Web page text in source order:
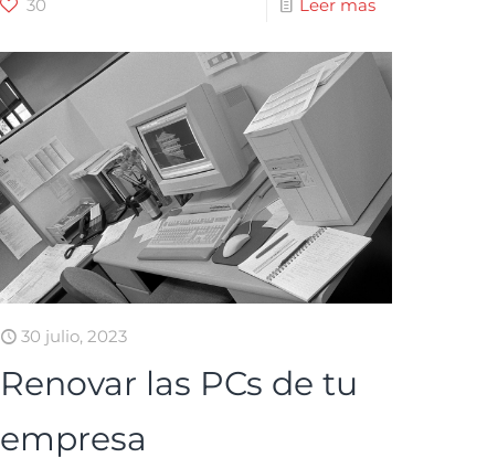
30 Leer mas
30 julio, 2023
Renovar las PCs de tu
empresa